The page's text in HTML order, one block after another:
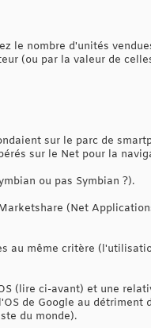
le nombre d'unités
(ou par la valeur de
sur le parc de
sur le Net pour la
ou pas Symbian ?).
(Net
au même critère
(lire ci-avant) et une
de Google au détriment
du monde).